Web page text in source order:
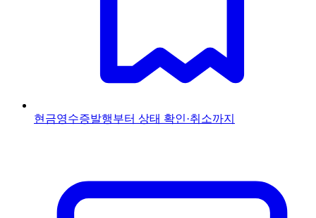
현금영수증발행부터 상태 확인·취소까지